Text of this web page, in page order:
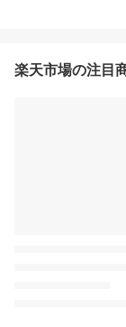
楽天市場の注目